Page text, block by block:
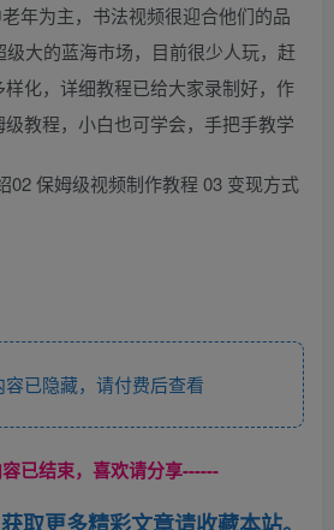
年为主，书法视频很迎合他们的品
大的蓝海市场，目前很少人玩，赶
化，详细教程已给大家录制好，作
教程，小白也可学会，手把手教学
02 保姆级视频制作教程 03 变现方式
已隐藏，请付费后查看
已结束，喜欢请分享------